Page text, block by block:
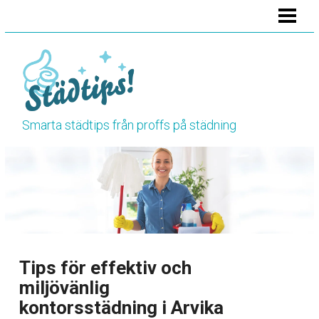
STÄDA KÖKET
STÄDA TOALETTEN
Smarta städtips från proffs på städning
Tips för effektiv och
miljövänlig
kontorsstädning i Arvika